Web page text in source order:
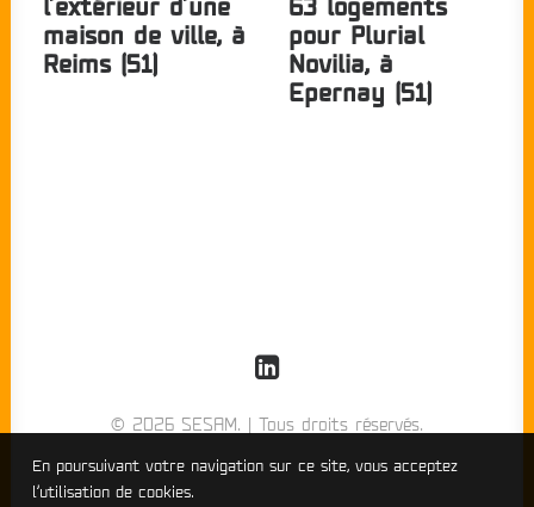
l’extérieur d’une
maison de ville, à
Reims (51)
63 logements
pour Plurial
Novilia, à
Epernay (51)
© 2026 SESAM. | Tous droits réservés.
En poursuivant votre navigation sur ce site, vous acceptez
l’utilisation de cookies.